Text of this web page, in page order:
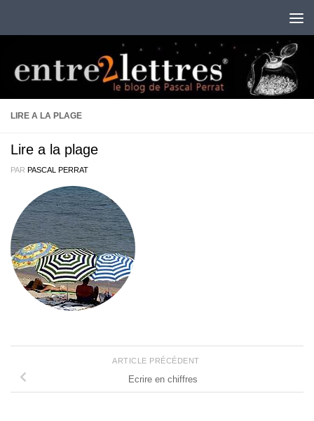
LIRE A LA PLAGE
Lire a la plage
PAR PASCAL PERRAT
ARTICLE PRÉCÉDENT
Ecrire en chiffres